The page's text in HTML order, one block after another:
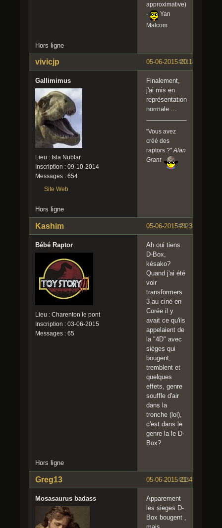
approximative)
-
Yan
Malcom
Hors ligne
#31
05-06-2015 20:14:10
vivicjp
Gallimimus
Lieu : Isla Nublar
Inscription : 09-10-2014
Messages : 654
Site Web
Finalement,
j'ai mis en
représentation
normale ...
"Vous avez
créé des
raptors ?"Alan
Grant
Hors ligne
#32
05-06-2015 21:38:28
Kashim
Bébé Raptor
Lieu : Charenton le pont
Inscription : 03-06-2015
Messages : 65
Ah oui tiens
D-Box,
késako?
Quand j'ai été
voir
transformers
3 au ciné en
Corée il y
avait ce qu'ils
appelaient de
la "4D" avec
sièges qui
bougent,
tremblent et
quelques
effets, genre
souffle d'air
dans la
tronche (lol),
c'est dans le
genre la le D-
Box?
Hors ligne
#33
05-06-2015 21:43:07
Greg13
Mosasaurus badass
Apparement
les sieges D-
Box bougent ,